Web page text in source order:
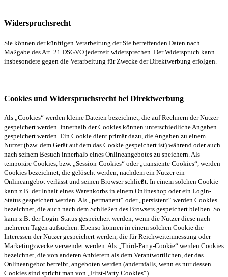
Widerspruchsrecht
Sie können der künftigen Verarbeitung der Sie betreffenden Daten nach
Maßgabe des Art. 21 DSGVO jederzeit widersprechen. Der Widerspruch kann
insbesondere gegen die Verarbeitung für Zwecke der Direktwerbung erfolgen.
Cookies und Widerspruchsrecht bei Direktwerbung
Als „Cookies“ werden kleine Dateien bezeichnet, die auf Rechnern der Nutzer
gespeichert werden. Innerhalb der Cookies können unterschiedliche Angaben
gespeichert werden. Ein Cookie dient primär dazu, die Angaben zu einem
Nutzer (bzw. dem Gerät auf dem das Cookie gespeichert ist) während oder auch
nach seinem Besuch innerhalb eines Onlineangebotes zu speichern. Als
temporäre Cookies, bzw. „Session-Cookies“ oder „transiente Cookies“, werden
Cookies bezeichnet, die gelöscht werden, nachdem ein Nutzer ein
Onlineangebot verlässt und seinen Browser schließt. In einem solchen Cookie
kann z.B. der Inhalt eines Warenkorbs in einem Onlineshop oder ein Login-
Status gespeichert werden. Als „permanent“ oder „persistent“ werden Cookies
bezeichnet, die auch nach dem Schließen des Browsers gespeichert bleiben. So
kann z.B. der Login-Status gespeichert werden, wenn die Nutzer diese nach
mehreren Tagen aufsuchen. Ebenso können in einem solchen Cookie die
Interessen der Nutzer gespeichert werden, die für Reichweitenmessung oder
Marketingzwecke verwendet werden. Als „Third-Party-Cookie“ werden Cookies
bezeichnet, die von anderen Anbietern als dem Verantwortlichen, der das
Onlineangebot betreibt, angeboten werden (andernfalls, wenn es nur dessen
Cookies sind spricht man von „First-Party Cookies“).